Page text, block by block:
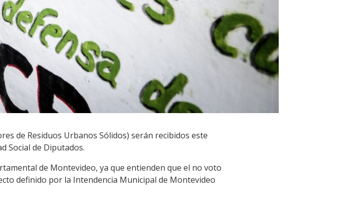
de Residuos Urbanos Sólidos) serán recibidos este
Social de Diputados.
de Montevideo, ya que entienden que el no voto
definido por la Intendencia Municipal de Montevideo